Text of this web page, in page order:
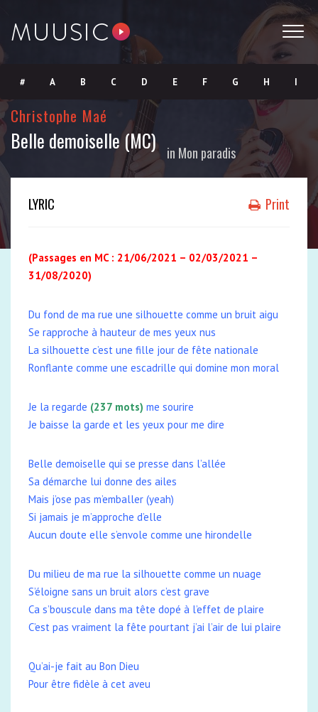
# A B C D E F G H I
J K N R
Y Z
Christophe Maé
Belle demoiselle (MC) in Mon paradis
LYRIC Print
(Passages en MC : 21/06/2021 – 02/03/2021 –
31/08/2020)
Du fond de ma rue une silhouette comme un bruit aigu
Se rapproche à hauteur de mes yeux nus
La silhouette c’est une fille jour de fête nationale
Ronflante comme une escadrille qui domine mon moral
Je la regarde (237 mots) me sourire
Je baisse la garde et les yeux pour me dire
Belle demoiselle qui se presse dans l’allée
Sa démarche lui donne des ailes
Mais j’ose pas m’emballer (yeah)
Si jamais je m’approche d’elle
Aucun doute elle s’envole comme une hirondelle
Du milieu de ma rue la silhouette comme un nuage
S’éloigne sans un bruit alors c’est grave
Ca s’bouscule dans ma tête dopé à l’effet de plaire
C’est pas vraiment la fête pourtant j’ai l’air de lui plaire
Qu’ai-je fait au Bon Dieu
Pour être fidèle à cet aveu